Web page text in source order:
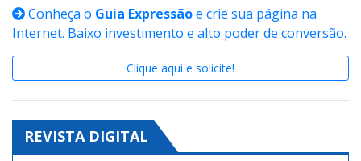
Conheça o Guia Expressãoe crie sua página na
Internet. Baixo investimento e alto poder de conversão.
Clique aqui e solicite!
REVISTA DIGITAL